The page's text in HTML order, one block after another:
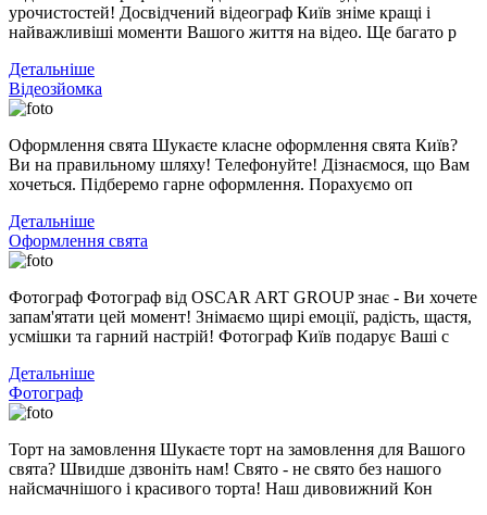
урочистостей! Досвідчений відеограф Київ зніме кращі і
найважливіші моменти Вашого життя на відео. Ще багато р
Детальніше
Відеозйомка
Оформлення свята Шукаєте класне оформлення свята Київ?
Ви на правильному шляху! Телефонуйте! Дізнаємося, що Вам
хочеться. Підберемо гарне оформлення. Порахуємо оп
Детальніше
Оформлення свята
Фотограф Фотограф від OSCAR ART GROUP знає - Ви хочете
запам'ятати цей момент! Знімаємо щирі емоції, радість, щастя,
усмішки та гарний настрій! Фотограф Київ подарує Ваші с
Детальніше
Фотограф
Торт на замовлення Шукаєте торт на замовлення для Вашого
свята? Швидше дзвоніть нам! Свято - не свято без нашого
найсмачнішого і красивого торта! Наш дивовижний Кон